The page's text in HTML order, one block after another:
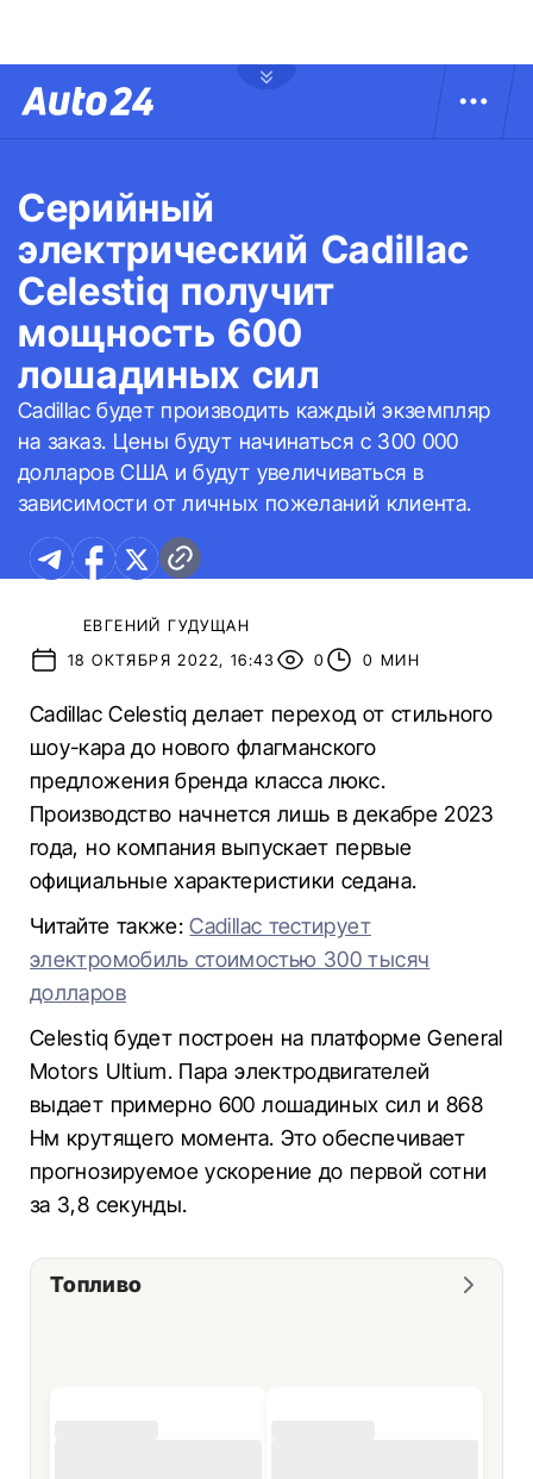
Серийный
электрический Cadillac
Celestiq получит
мощность 600
лошадиных сил
Cadillac будет производить каждый экземпляр
на заказ. Цены будут начинаться с 300 000
долларов США и будут увеличиваться в
зависимости от личных пожеланий клиента.
ЕВГЕНИЙ ГУДУЩАН
18 ОКТЯБРЯ 2022, 16:43
0 0 МИН
Cadillac Celestiq делает переход от стильного
шоу-кара до нового флагманского
предложения бренда класса люкс.
Производство начнется лишь в декабре 2023
года, но компания выпускает первые
официальные характеристики седана.
Читайте также:Cadillac тестирует
электромобиль стоимостью 300 тысяч
долларов
Celestiq будет построен на платформе General
Motors Ultium. Пара электродвигателей
выдает примерно 600 лошадиных сил и 868
Нм крутящего момента. Это обеспечивает
прогнозируемое ускорение до первой сотни
за 3,8 секунды.
Топливо